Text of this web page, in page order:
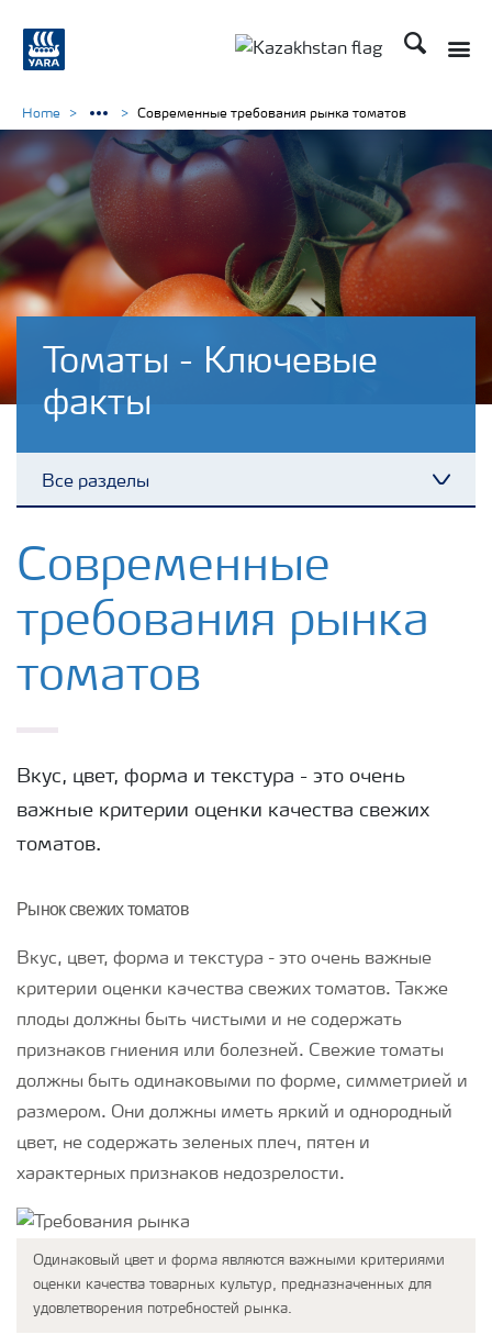
Поиск
Томаты - Ключевые
факты
Все разделы
Культуры
Инструменты и сервисы
Home Современные требования рынка томатов
Современные
требования рынка
томатов
Вкус, цвет, форма и текстура - это очень
важные критерии оценки качества свежих
томатов.
Рынок свежих томатов
Вкус, цвет, форма и текстура - это очень важные
критерии оценки качества свежих томатов. Также
плоды должны быть чистыми и не содержать
признаков гниения или болезней. Свежие томаты
должны быть одинаковыми по форме, симметрией и
размером. Они должны иметь яркий и однородный
цвет, не содержать зеленых плеч, пятен и
характерных признаков недозрелости.
Одинаковый цвет и форма являются важными критериями
оценки качества товарных культур, предназначенных для
удовлетворения потребностей рынка.